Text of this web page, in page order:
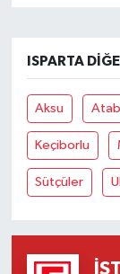
ISPARTA
Aksu
Keçiborlu
Sütçüler